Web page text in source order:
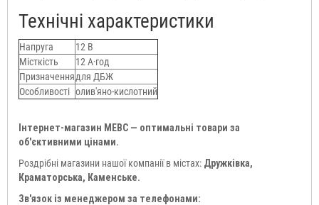
Технічні характеристики
Напруга
12 В
Місткість
12 А·год
Призначеннядля ДБЖ
Особливості олив'яно-кислотний
Інтернет-магазин МЕВС — оптимальні товари за
об'єктивними цінами.
Роздрібні магазини нашої компанії в містах: Дружківка,
Краматорська, Каменське.
Зв'язок із менеджером за телефонами: